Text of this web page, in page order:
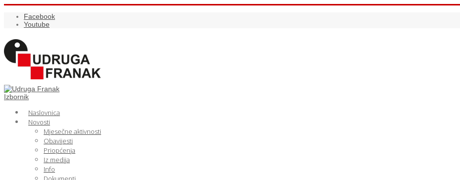
Facebook
Youtube
Izbornik
Naslovnica
Novosti
Mjesečne aktivnosti
Obavijesti
Priopćenja
Iz medija
Info